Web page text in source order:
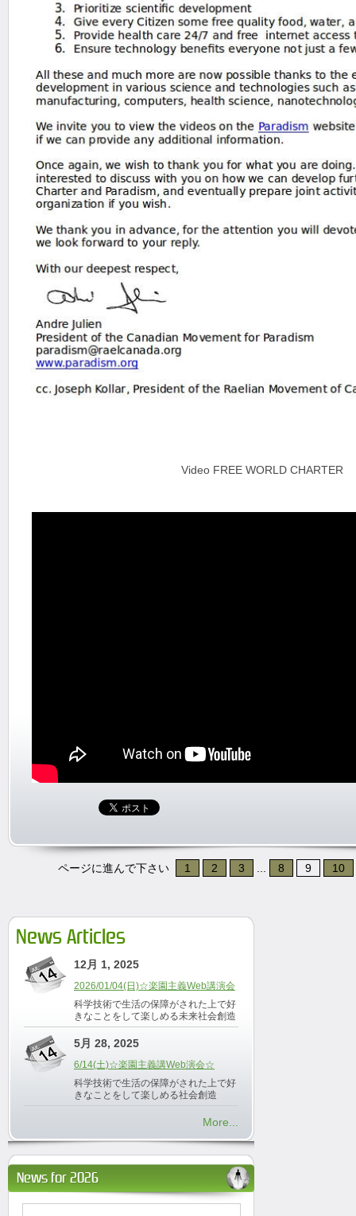
Video FREE WORLD CHARTER
ページに進んで下さい 1 2 3 8 9 10
News Articles
12月 1, 2025
2026/01/04(日)☆楽園主義Web講演会
科学技術で生活の保障がされた上で好
きなことをして楽しめる未来社会創造
5月 28, 2025
6/14(土)☆楽園主義講Web演会☆
科学技術で生活の保障がされた上で好
きなことをして楽しめる社会創造
More...
News for 2026